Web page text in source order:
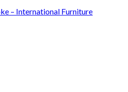
– International Furniture